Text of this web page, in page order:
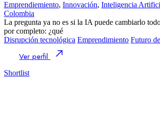
Emprendiemiento, Innovación, Inteligencia
Colombia
La pregunta ya no es si la IA puede cambiarlo
por completo: ¿qué
Disrupción tecnológica Emprendimiento Futuro
Ver perfil
Shortlist